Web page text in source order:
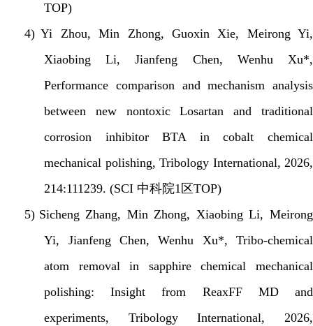
TOP)
4) Yi Zhou, Min Zhong, Guoxin Xie, Meirong Yi,
Xiaobing Li, Jianfeng Chen, Wenhu Xu*,
Performance comparison and mechanism analysis
between new nontoxic Losartan and traditional
corrosion inhibitor BTA in cobalt chemical
mechanical polishing, Tribology International, 2026,
214:111239. (SCI 中科院1 区TOP)
5) Sicheng Zhang, Min Zhong, Xiaobing Li, Meirong
Yi, Jianfeng Chen, Wenhu Xu*, Tribo-chemical
atom removal in sapphire chemical mechanical
polishing: Insight from ReaxFF MD and
experiments, Tribology International, 2026,